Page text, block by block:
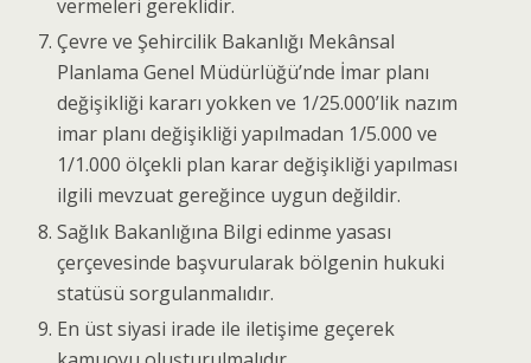
vermeleri gereklidir.
Çevre ve Şehircilik Bakanlığı Mekânsal
Planlama Genel Müdürlüğü’nde İmar planı
değişikliği kararı yokken ve 1/25.000’lik nazım
imar planı değişikliği yapılmadan 1/5.000 ve
1/1.000 ölçekli plan karar değişikliği yapılması
ilgili mevzuat gereğince uygun değildir.
Sağlık Bakanlığına Bilgi edinme yasası
çerçevesinde başvurularak bölgenin hukuki
statüsü sorgulanmalıdır.
En üst siyasi irade ile iletişime geçerek